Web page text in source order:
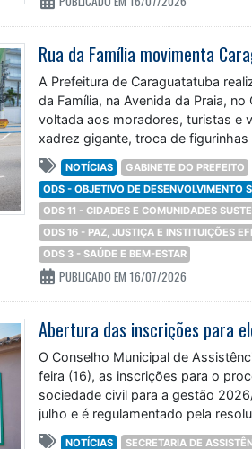
A Prefeitura de Caraguatatuba
da Família, na Avenida da Praia,
voltada aos moradores, turistas
xadrez gigante, troca de figurinhas
NOTÍCIAS
GABINETE DO PREFEITO
ODS - OBJETIVO DE DESENVOLVIMENTO
ODS 11 - CIDADES E COMUNIDADES
ODS 16 - PAZ, JUSTIÇA E INSTITUIÇÕES
ODS 3 - SAÚDE E BEM-ESTAR
PUBLICADO EM 16/07/2026
O Conselho Municipal de
feira (16), as inscrições para o
sociedade civil para a gestão
julho e é regulamentado pela
NOTÍCIAS
SECRETARIA DE